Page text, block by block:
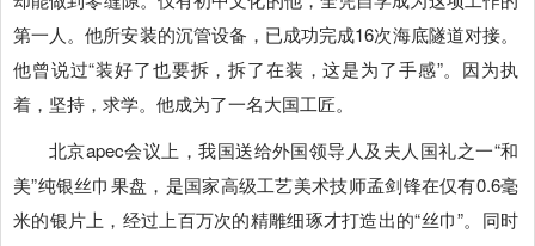
第一人。他所安装的沉管设备，已成功完成16次海底隧道对接。
他曾说过“装好了也要拆，拆了在装，这是为了手感”。因为执
着，坚持，求学。他成为了一名大国工匠。
北京apec会议上，我国送给外国领导人及夫人国礼之一“和
美”纯银丝巾果盘，是国家高级工艺美术技师孟剑锋在仅有0.6毫
米的银片上，经过上百万次的精雕细琢才打造出的“丝巾”。同时